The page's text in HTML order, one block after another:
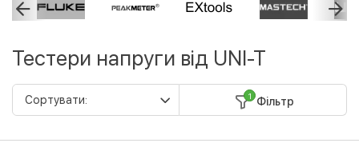
Тестери напруги від UNI-T
1 Фільтр